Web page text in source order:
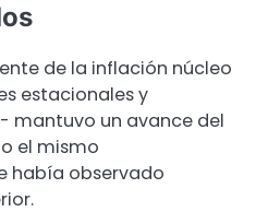
de la inflación núcleo
estacionales y
mantuvo un avance del
el mismo
había observado